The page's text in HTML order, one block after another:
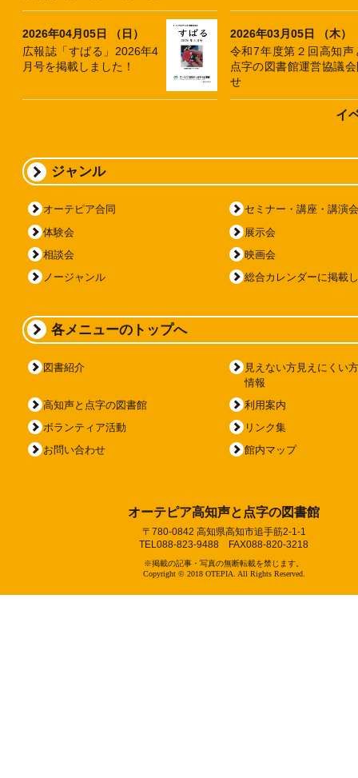
2026年04月05日 （日）
広報誌「すばる」2026年4
月号を掲載しました！
2026年03月05日 （木）
令和7年度第２回高知声
点字の図書館運営協議
せ
イ
ジャンル
オーテピア合同
セミナー・講座・講演会
体験会
展示会
相談会
映画会
ノージャンル
総合カレンダーに掲載
各メニューのトップへ
図書紹介
見えない方見えにくい
情報
高知声と点字の図書館
利用案内
ボランティア活動
リンク集
お問い合わせ
館内マップ
オーテピア高知声と点字の図書館
〒780-0842 高知県高知市追手筋2-1-1
TEL088-823-9488 FAX088-820-3218
※掲載の記事・写真の無断転載を禁じます。
Copyright © 2018 OTEPIA. All Rights Reserved.